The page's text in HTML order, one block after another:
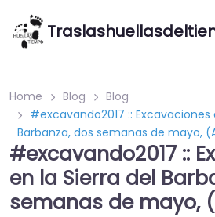
Home Blog
Blog
#excavando2017 :: Excavaciones
Barbanza, dos semanas de mayo,
#excavando2017 ::
en la Sierra del
semanas de mayo,